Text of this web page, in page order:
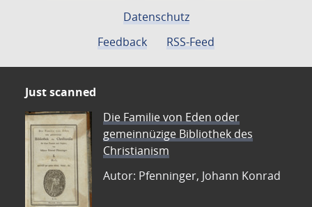
Datenschutz
Feedback
RSS-Feed
Just scanned
Die Familie von Eden oder
gemeinnüzige Bibliothek des
Christianism
Autor: Pfenninger, Johann Konrad